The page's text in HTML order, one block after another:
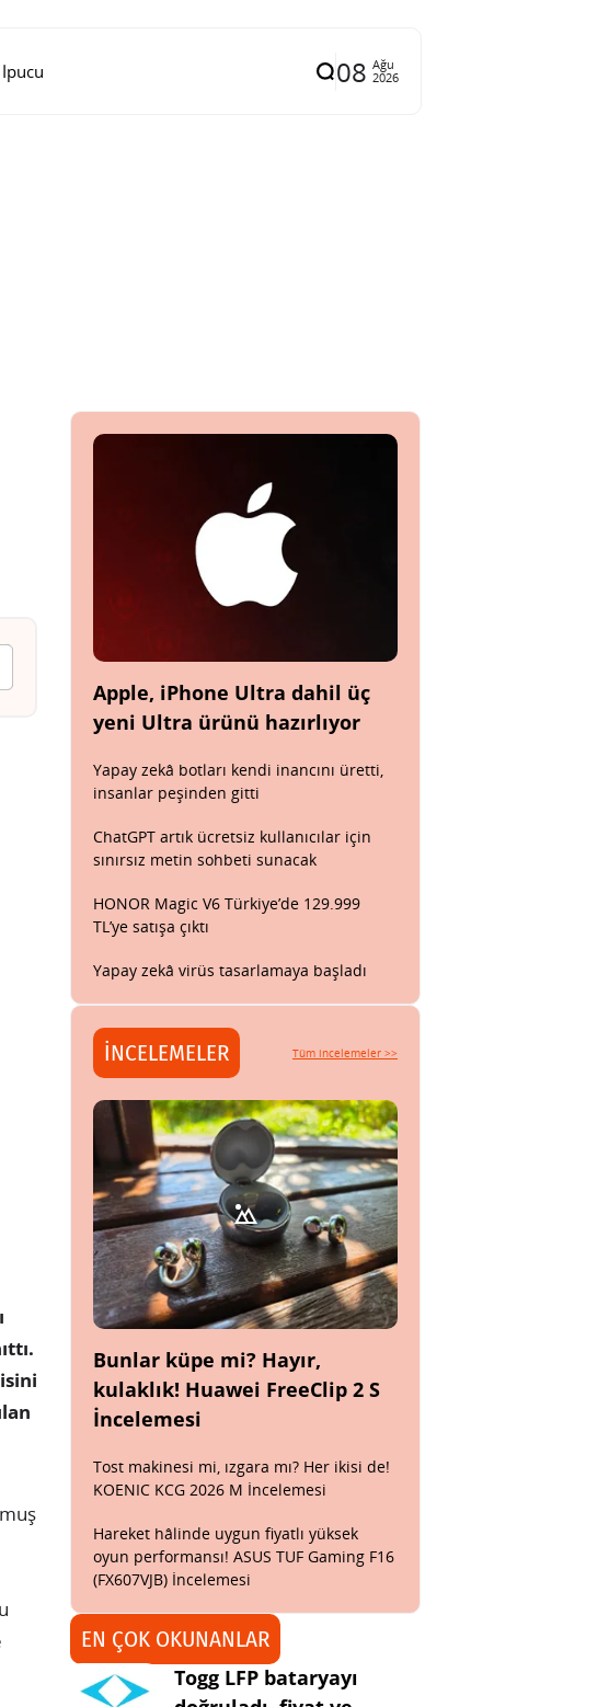
İpucu 08 Ağu
2026
Apple, iPhone Ultra dahil üç
yeni Ultra ürünü hazırlıyor
Yapay zekâ botları kendi inancını üretti,
insanlar peşinden gitti
ChatGPT artık ücretsiz kullanıcılar için
sınırsız metin sohbeti sunacak
HONOR Magic V6 Türkiye’de 129.999
TL’ye satışa çıktı
Yapay zekâ virüs tasarlamaya başladı
İNCELEMELER Tüm incelemeler >>
Bunlar küpe mi? Hayır,
kulaklık! Huawei FreeClip 2 S
İncelemesi
Tost makinesi mi, ızgara mı? Her ikisi de!
KOENIC KCG 2026 M İncelemesi
Hareket hâlinde uygun fiyatlı yüksek
oyun performansı! ASUS TUF Gaming F16
(FX607VJB) İncelemesi
EN ÇOK OKUNANLAR
Togg LFP bataryayı